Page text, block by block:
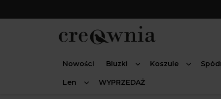
Nowości Bluzki Koszule
Len WYPRZEDAŻ